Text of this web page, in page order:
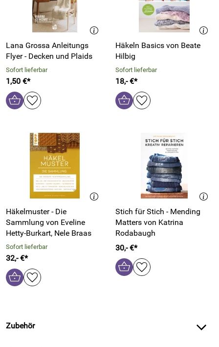
Lana Grossa Anleitungs
Flyer - Decken und Plaids
Sofort lieferbar
1,50 €*
Häkeln Basics von Beate
Hilbig
Sofort lieferbar
18,- €*
Häkelmuster - Die
Sammlung von Eveline
Hetty-Burkart, Nele Braas
Sofort lieferbar
32,- €*
Stich für Stich - Mending
Matters von Katrina
Rodabaugh
30,- €*
Zubehör